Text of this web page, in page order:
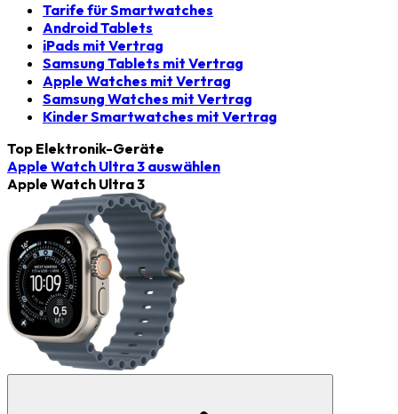
Tarife für Smartwatches
Android Tablets
iPads mit Vertrag
Samsung Tablets mit Vertrag
Apple Watches mit Vertrag
Samsung Watches mit Vertrag
Kinder Smartwatches mit Vertrag
Top Elektronik-Geräte
Apple Watch Ultra 3 auswählen
Apple Watch Ultra 3